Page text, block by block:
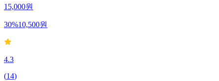
15,000원
30%10,500원
4.3
(14)